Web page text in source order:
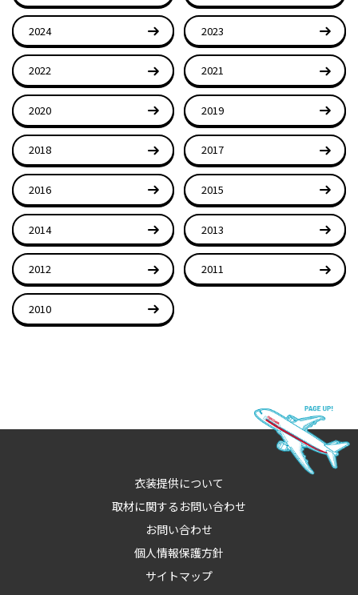
2024 2023
2022 2021
2020 2019
2018 2017
2016 2015
2014 2013
2012 2011
2010
衣装提供について
取材に関するお問い合わせ
お問い合わせ
個人情報保護方針
サイトマップ